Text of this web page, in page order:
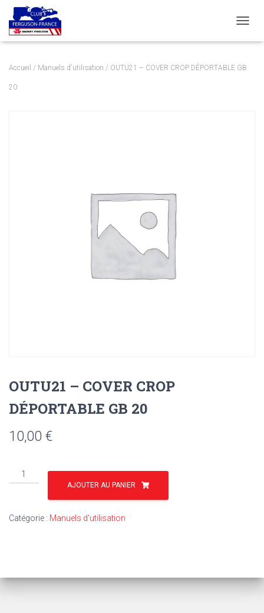
Accueil / Manuels d'utilisation / OUTU21 – COVER CROP DÉPORTABLE GB
20
OUTU21 – COVER CROP
DÉPORTABLE GB 20
10,00 €
quantité
de
COVER
AJOUTER AU PANIER
Catégorie : Manuels d'utilisation